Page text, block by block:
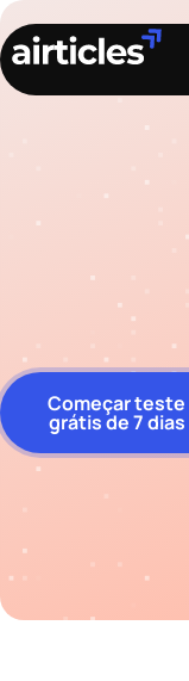
Começar teste
grátis de 7 dias